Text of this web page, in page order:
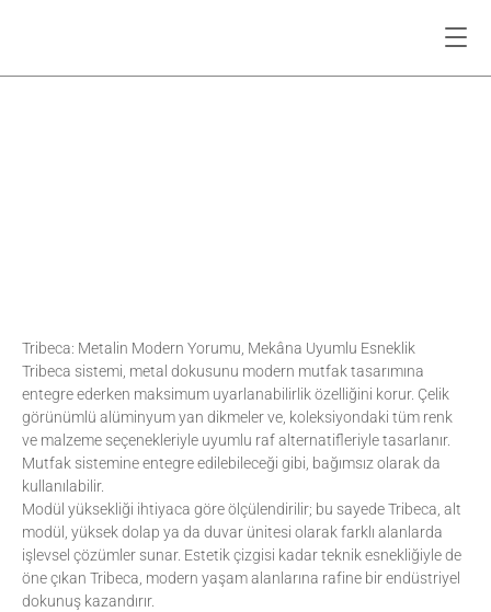
Tribeca: Metalin Modern Yorumu, Mekâna Uyumlu Esneklik
Tribeca sistemi, metal dokusunu modern mutfak tasarımına
entegre ederken maksimum uyarlanabilirlik özelliğini korur. Çelik
görünümlü alüminyum yan dikmeler ve, koleksiyondaki tüm renk
ve malzeme seçenekleriyle uyumlu raf alternatifleriyle tasarlanır.
Mutfak sistemine entegre edilebileceği gibi, bağımsız olarak da
kullanılabilir.
Modül yüksekliği ihtiyaca göre ölçülendirilir; bu sayede Tribeca, alt
modül, yüksek dolap ya da duvar ünitesi olarak farklı alanlarda
işlevsel çözümler sunar. Estetik çizgisi kadar teknik esnekliğiyle de
öne çıkan Tribeca, modern yaşam alanlarına rafine bir endüstriyel
dokunuş kazandırır.